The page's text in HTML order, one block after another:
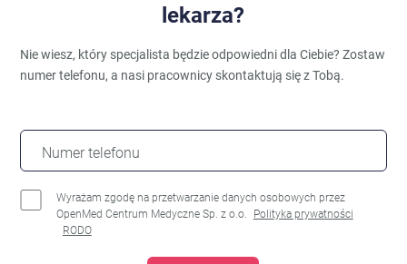
lekarza?
Nie wiesz, który specjalista będzie odpowiedni dla Ciebie?Zostaw
numer telefonu, a nasi pracownicy skontaktują się z Tobą.
Numer telefonu
Wyrażam zgodę na przetwarzanie danych osobowych przez
OpenMed Centrum Medyczne Sp. z o.o.
Polityka prywatności
RODO